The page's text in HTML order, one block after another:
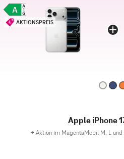
AKTIONSPREIS
Apple iPhone
+ Aktion im MagentaMobil M, L